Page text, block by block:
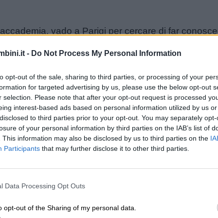
- Do Not Process My Personal Information
opt-out of the sale, sharing to third parties, or processing of your
for targeted advertising by us, please use the below opt-out
selection. Please note that after your opt-out request is processed
interest-based ads based on personal information utilized by us
to third parties prior to your opt-out. You may separately
of your personal information by third parties on the IAB’s list of
This information may also be disclosed by us to third parties on the
Participants that may further disclose it to other third parties.
Data Processing Opt Outs
opt-out of the Sharing of my personal data.
vado a Parigi per cercare di far
ammiro molto: Pablo Picasso.Pablo aveva
incontro cambia la mia vita artistica: decido di
era protagonista: quello dei SURREALISTI.
espressione della mia personalità perché vuole
la voglia di stupire le persone.
mie opere ma nessuno le acquistava. Vivevo così
sempre più famoso: forse anche per via dei miei
conosco Elena, una ragazza che io
Gala crede in me, è combattiva e decisa a